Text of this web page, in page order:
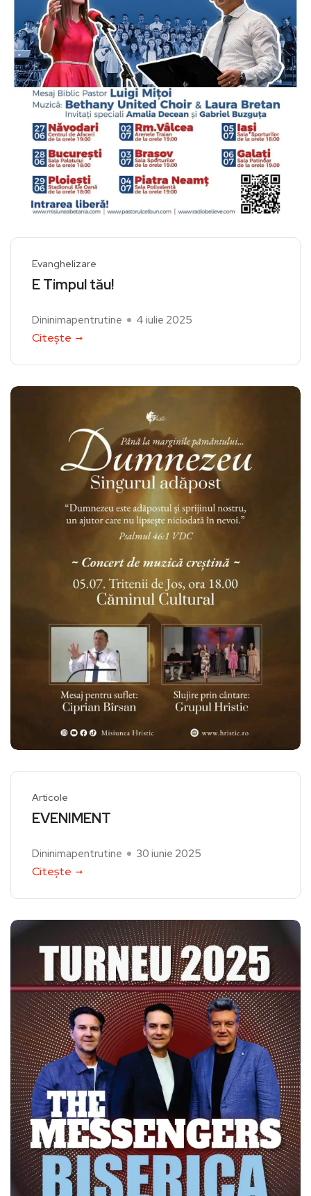
Evanghelizare
E Timpul tău!
Dininimapentrutine 4 iulie 2025
Citește
Articole
EVENIMENT
Dininimapentrutine 30 iunie 2025
Citește